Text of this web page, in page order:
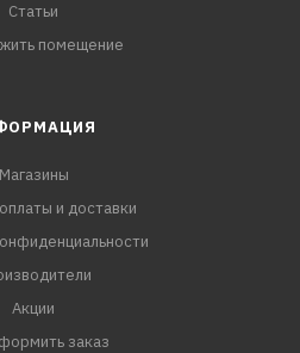
Статьи
помещение
Магазины
и доставки
Акции
заказ